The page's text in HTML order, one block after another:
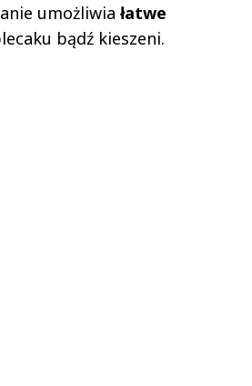
umożliwia łatwe
bądź kieszeni.